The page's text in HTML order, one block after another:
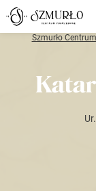
Szmurło